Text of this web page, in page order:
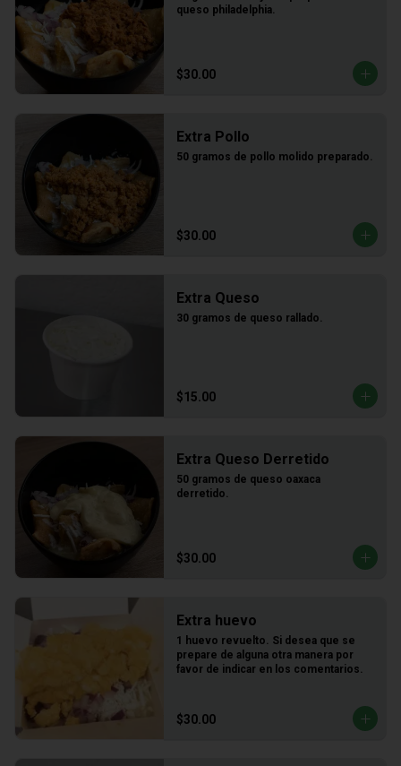
queso philadelphia.
$30.00
Extra Pollo
50 gramos de pollo molido preparado.
$30.00
Extra Queso
30 gramos de queso rallado.
$15.00
Extra Queso Derretido
50 gramos de queso oaxaca
derretido.
$30.00
Extra huevo
1 huevo revuelto. Si desea que se
prepare de alguna otra manera por
favor de indicar en los comentarios.
$30.00